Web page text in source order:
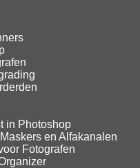
in Photoshop
en Alfakanalen
Fotografen